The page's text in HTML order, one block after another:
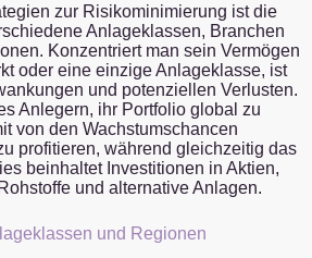
zur Risikominimierung ist die
Anlageklassen, Branchen
Konzentriert man sein Vermögen
oder eine einzige Anlageklasse, ist
und potenziellen Verlusten.
Anlegern, ihr Portfolio global zu
von den Wachstumschancen
profitieren, während gleichzeitig das
beinhaltet Investitionen in Aktien,
und alternative Anlagen.
und Regionen